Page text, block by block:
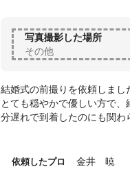
写真撮影した場所
その他
結婚式の前撮りを依頼しまし
とても穏やかで優しい方で
分遅れで到着したのにも関
だけでなく、さらにプロ目
依頼したプロ 金井 暁